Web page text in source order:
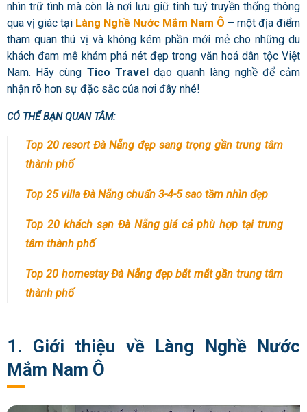
nhìn trữ tình mà còn là nơi lưu giữ tinh tuý truyền thống thông
qua vị giác tại Làng Nghề Nước Mắm Nam Ô – một địa điểm
tham quan thú vị và không kém phần mới mẻ cho những du
khách đam mê khám phá nét đẹp trong văn hoá dân tộc Việt
Nam. Hãy cùng Tico Travel
dạo quanh làng nghề để cảm
nhận rõ hơn sự đặc sắc của nơi đây nhé!
CÓ THỂ BẠN QUAN TÂM:
Top 20 resort Đà Nẵng đẹp sang trọng gần trung tâm
thành phố
Top 25 villa Đà Nẵng chuẩn 3-4-5 sao tầm nhìn đẹp
Top 20 khách sạn Đà Nẵng giá cả phù hợp tại trung
tâm thành phố
Top 20 homestay Đà Nẵng đẹp bắt mắt gần trung tâm
thành phố
1. Giới thiệu về Làng Nghề Nước
Mắm Nam Ô